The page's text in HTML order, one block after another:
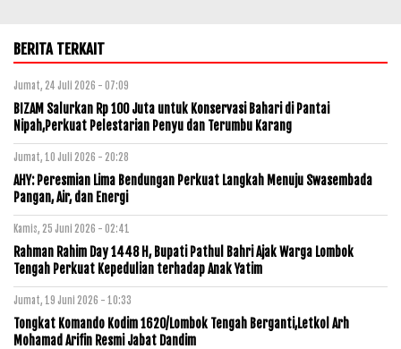
BERITA TERKAIT
Jumat, 24 Juli 2026 - 07:09
BIZAM Salurkan Rp 100 Juta untuk Konservasi Bahari di Pantai
Nipah,Perkuat Pelestarian Penyu dan Terumbu Karang
Jumat, 10 Juli 2026 - 20:28
AHY: Peresmian Lima Bendungan Perkuat Langkah Menuju Swasembada
Pangan, Air, dan Energi
Kamis, 25 Juni 2026 - 02:41
Rahman Rahim Day 1448 H, Bupati Pathul Bahri Ajak Warga Lombok
Tengah Perkuat Kepedulian terhadap Anak Yatim
Jumat, 19 Juni 2026 - 10:33
Tongkat Komando Kodim 1620/Lombok Tengah Berganti,Letkol Arh
Mohamad Arifin Resmi Jabat Dandim